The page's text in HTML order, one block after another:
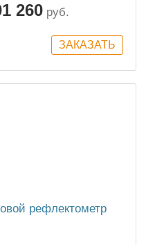
260 руб.
рефлектометр